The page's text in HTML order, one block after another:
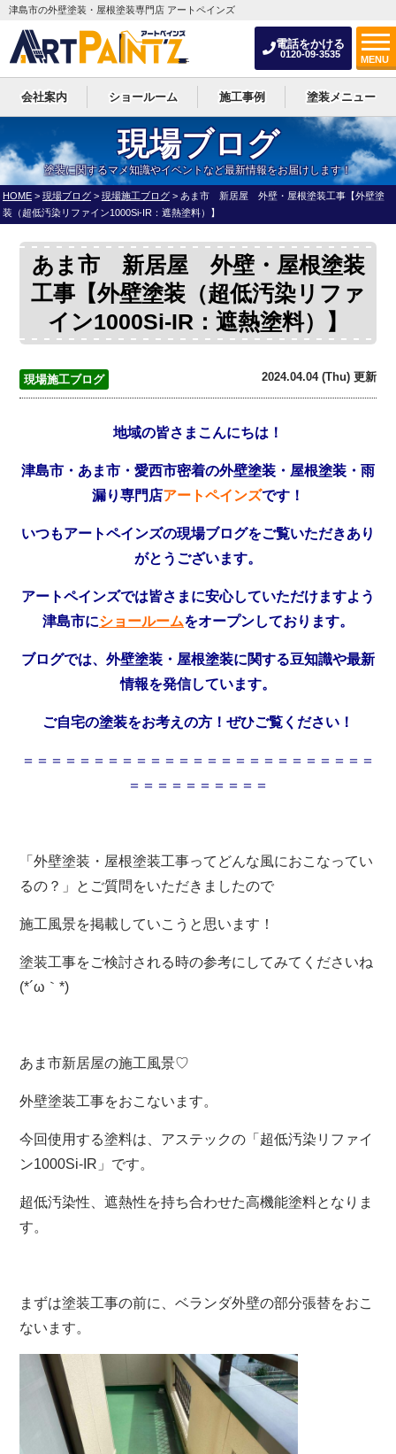
電話をかける
0120-09-3535
MENU
津島市の外壁塗装・屋根塗装専門店 アートペインズ
会社案内 ショールーム 施工事例 塗装メニュー
現場ブログ
塗装に関するマメ知識やイベントなど最新情報をお届けします！
HOME > 現場ブログ > 現場施工ブログ > あま市 新居屋 外壁・屋根塗装工事【外壁塗
装（超低汚染リファイン1000Si-IR：遮熱塗料）】
あま市 新居屋 外壁・屋根塗装
工事【外壁塗装（超低汚染リファ
イン1000Si-IR：遮熱塗料）】
現場施工ブログ 2024.04.04 (Thu) 更新
地域の皆さまこんにちは！
津島市・あま市・愛西市密着の外壁塗装・屋根塗装・雨
漏り専門店アートペインズです！
いつもアートペインズの現場ブログをご覧いただきあり
がとうございます。
アートペインズでは皆さまに安心していただけますよう
津島市にショールームをオープンしております。
ブログでは、外壁塗装・屋根塗装に関する豆知識や最新
情報を発信しています。
ご自宅の塗装をお考えの方！ぜひご覧ください！
＝＝＝＝＝＝＝＝＝＝＝＝＝＝＝＝＝＝＝＝＝＝＝＝＝
＝＝＝＝＝＝＝＝＝＝
「外壁塗装・屋根塗装工事ってどんな風におこなってい
るの？」とご質問をいただきましたので
施工風景を掲載していこうと思います！
塗装工事をご検討される時の参考にしてみてくださいね
(*´ω｀*)
あま市新居屋の施工風景♡
外壁塗装工事をおこないます。
今回使用する塗料は、アステックの「超低汚染リファイ
ン1000Si-IR」です。
超低汚染性、遮熱性を持ち合わせた高機能塗料となりま
す。
まずは塗装工事の前に、ベランダ外壁の部分張替をおこ
ないます。